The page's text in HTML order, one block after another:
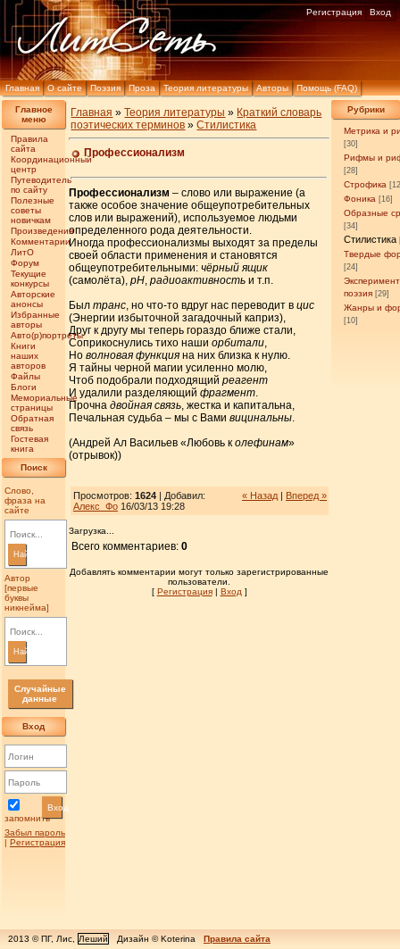
Главная О сайте Поэзия Проза Теория литературы Авторы Помощь (FAQ)
Регистрация Вход
Главное
меню
Правила
сайта
Координационный
центр
Путеводитель
по сайту
Полезные
советы
новичкам
Произведения
Комментарии
ЛитО
Форум
Текущие
конкурсы
Авторские
анонсы
Избранные
авторы
Авто(р)портреты
Книги
наших
авторов
Файлы
Блоги
Мемориальные
страницы
Обратная
связь
Гостевая
книга
Поиск
Слово,
фраза на
сайте
Найти
Автор
[первые
буквы
никнейма]
Найти
Случайные
данные
Вход
запомнить
Вход
Забыл пароль
| Регистрация
Рубрики
Метрика и
[30]
Рифмы и
[28]
Строфика
Фоника [16]
Образные
[34]
Стилистика
Твердые
[24]
поэзия [29]
Жанры и
[10]
Главная »Теория литературы » Краткий словарь
поэтических терминов »Стилистика
Профессионализм
Профессионализм – слово или выражение (а
также особое значение общеупотребительных
слов или выражений), используемое людьми
определенного рода деятельности.
Иногда профессионализмы выходят за пределы
своей области применения и становятся
общеупотребительными:чёрный ящик
(самолёта),рН,радиоактивность и т.п.
Былтранс, но что-то вдруг нас переводит вцис
(Энергии избыточной загадочный каприз),
Друг к другу мы теперь гораздо ближе стали,
Соприкоснулись тихо нашиорбитали,
Новолновая функция на них близка к нулю.
Я тайны черной магии усиленно молю,
Чтоб подобрали подходящийреагент
И удалили разделяющийфрагмент.
Прочнадвойная связь, жестка и капитальна,
Печальная судьба – мы с Вамивицинальны.
(Андрей Ал Васильев «Любовь колефинам»
(отрывок))
« Назад | Вперед »
Просмотров: 1624| Добавил:
Алекс_Фо16/03/13 19:28
Загрузка...
Всего комментариев:0
Добавлять комментарии могут только зарегистрированные
пользователи.
[ Регистрация| Вход ]
2013 © ПГ, Лис, Леший Дизайн © Koterina
Правила сайта